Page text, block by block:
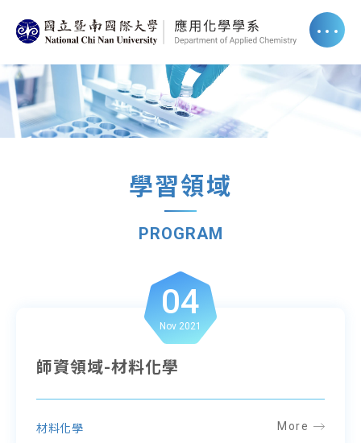
學習領域
PROGRAM
04
Nov 2021
師資領域-材料化學
材料化學 More